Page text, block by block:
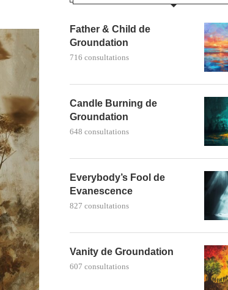
Father & Child de
Groundation
716 consultations
Candle Burning de
Groundation
648 consultations
Everybody’s Fool de
Evanescence
827 consultations
Vanity de Groundation
607 consultations